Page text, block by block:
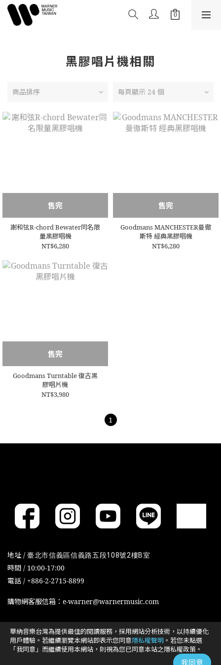
黑膠唱片機相關
商品排序 每頁顯示 24 個
售完
謝和弦R-chord Bewater同名限
量黑膠唱機
NT$6,280
售完
Goodmans MANCHESTER曼徹
斯特 經典黑膠唱機
NT$6,280
售完
Goodmans Turntable 復古黑
膠唱片機
NT$3,980
1
地址 / 臺北市信義區信義路五段108號2樓B室
時間 / 10:00-17:00
電話 / +886-2-2715-8899
購物網客服信箱：e-warner@warnermusic.com
Cookies政策 Cookies设置
華納音樂台灣為提供最佳的閱讀服務，採用網站分析技術，以持續優化
用戶體驗。若繼續瀏覽本網站即表示您同意隱私權聲明 。若您未點選
「我同意」而繼續使用本網站，則視為您已同意本站之隱私權政策。
我同意